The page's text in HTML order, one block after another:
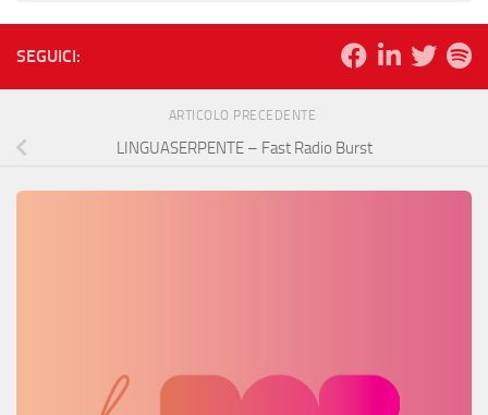
SEGUICI:
ARTICOLO PRECEDENTE
LINGUASERPENTE – Fast Radio Burst